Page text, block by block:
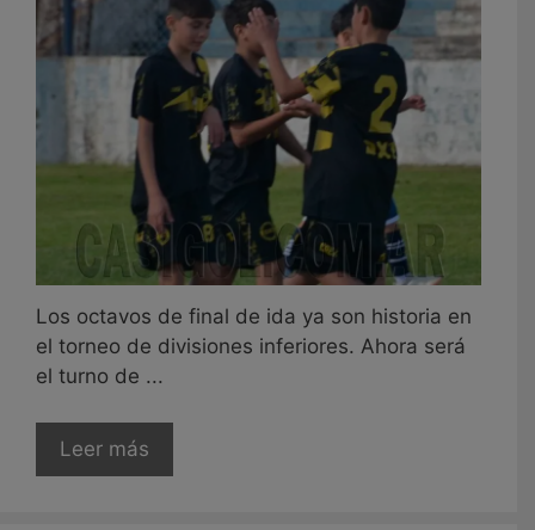
Los octavos de final de ida ya son historia en
el torneo de divisiones inferiores. Ahora será
el turno de ...
Leer más